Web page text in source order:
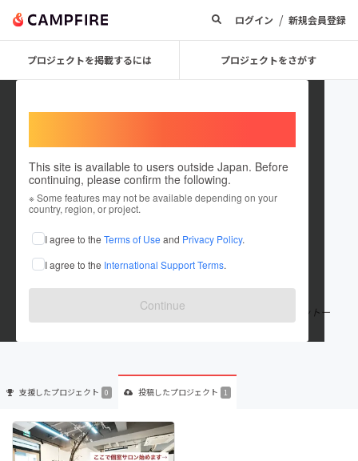
ログイン / 新規会員登録
プロジェクトを掲載するには プロジェクトをさがす
This site is available to users outside Japan. Before
continuing, please confirm the following.
※ Some features may not be available depending on your
country, region, or project.
I agree to the Terms of Use and Privacy Policy.
I agree to the International Support Terms.
Continue
salon_ditto
これまでに1件のプロジェクトを投稿しています
在住国：日本 現在地：福岡県
出身国：日本 出身地：福岡県
11年間、美容に従事してきましたmioです！効果の出る施術をモットー
にしております！
支援したプロジェクト 0 投稿したプロジェクト 1